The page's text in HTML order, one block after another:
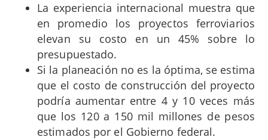
La experiencia internacional muestra que
en promedio los proyectos ferroviarios
elevan su costo en un 45% sobre lo
presupuestado.
Si la planeación no es la óptima, se estima
que el costo de construcción del proyecto
podría aumentar entre 4 y 10 veces más
que los 120 a 150 mil millones de pesos
estimados por el Gobierno federal.